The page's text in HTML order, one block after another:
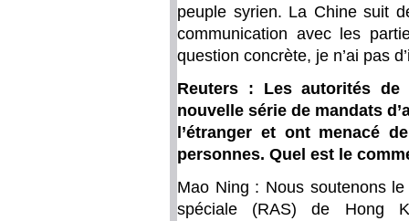
peuple syrien. La Chine suit
communication avec les
question concrète, je n’ai pas
Reuters : Les autorités de
nouvelle série de mandats
l’étranger et ont menacé
personnes. Quel est le
Mao Ning : Nous soutenons
spéciale (RAS) de Hong